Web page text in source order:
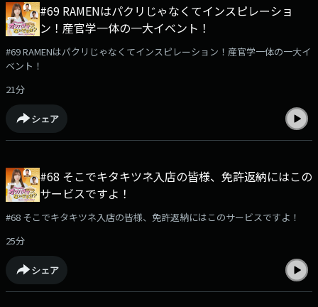
#69 RAMENはパクリじゃなくてインスピレーショ
ン！産官学一体の一大イベント！
#69 RAMENはパクリじゃなくてインスピレーション！産官学一体の一大イ
ベント！
21分
シェア
#68 そこでキタキツネ入店の皆様、免許返納にはこの
サービスですよ！
#68 そこでキタキツネ入店の皆様、免許返納にはこのサービスですよ！
25分
シェア